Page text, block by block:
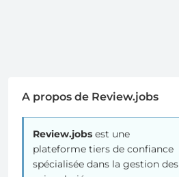
A propos de Review.jobs
Review.jobs est une
plateforme tiers de confiance
spécialisée dans la gestion des